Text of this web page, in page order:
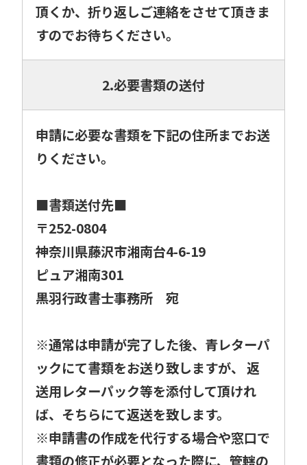
頂くか、折り返しご連絡をさせて頂きま
すのでお待ちください。
2.必要書類の送付
申請に必要な書類を下記の住所までお送
りください。
■書類送付先■
〒252-0804
神奈川県藤沢市湘南台4-6-19
ピュア湘南301
黒羽行政書士事務所 宛
※通常は申請が完了した後、青レターパ
ックにて書類をお送り致しますが、 返
送用レターパック等を添付して頂けれ
ば、そちらにて返送を致します。
※申請書の作成を代行する場合や窓口で
書類の修正が必要となった際に、管轄の